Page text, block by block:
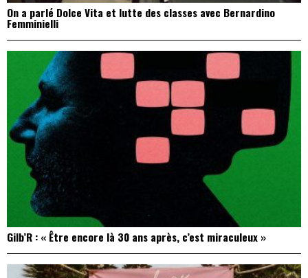
On a parlé Dolce Vita et lutte des classes avec Bernardino
Femminielli
Gilb’R : « Être encore là 30 ans après, c’est miraculeux »